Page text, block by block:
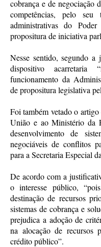
cobrança e de negociação
competências, pelo seu
administrativas do
propositura de iniciativa
Nesse sentido, segundo
dispositivo acarretaria
funcionamento da
de propositura legislativa
Foi também vetado o
União e ao Ministério da
desenvolvimento de
negociáveis de conflitos
para a Secretaria Especial
De acordo com a
o interesse público,
destinação de recursos
sistemas de cobrança e
prejudica a adoção de
na alocação de recursos
crédito público”.